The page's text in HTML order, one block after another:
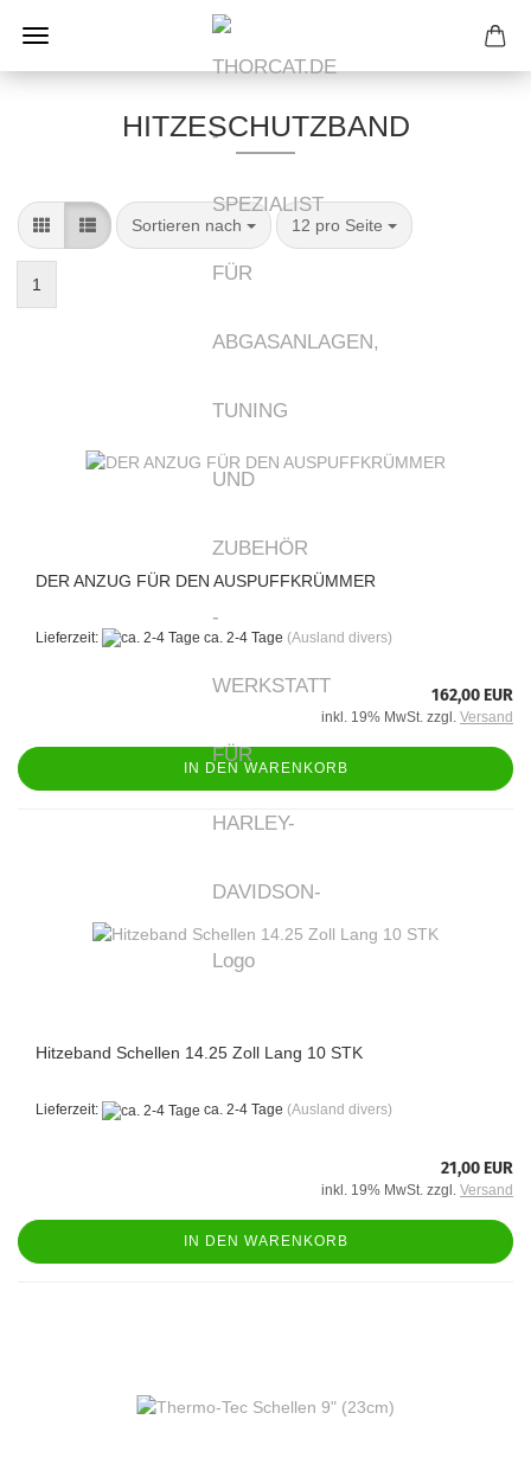
HITZESCHUTZBAND
Sortieren nach
Sortieren nach 12 pro Seite
pro Seite
1
DER ANZUG FÜR DEN AUSPUFFKRÜMMER
Lieferzeit: ca. 2-4 Tage (Ausland divers)
162,00 EUR
inkl. 19% MwSt. zzgl. Versand
IN DEN WARENKORB
Hitzeband Schellen 14.25 Zoll Lang 10 STK
Lieferzeit: ca. 2-4 Tage (Ausland divers)
21,00 EUR
inkl. 19% MwSt. zzgl. Versand
IN DEN WARENKORB